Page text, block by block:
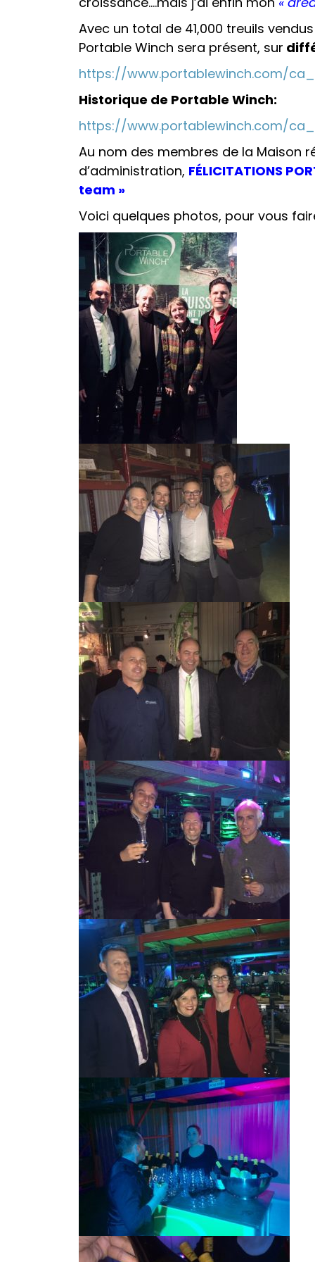
Avec un total de 41,000 treuils
Portable Winch sera présent, sur
https://www.portablewinch.com/
Historique de Portable Winch:
https://www.portablewinch.com/
Au nom des membres de la Maison
d’administration, FÉLICITATIONS
team »
Voici quelques photos, pour vous